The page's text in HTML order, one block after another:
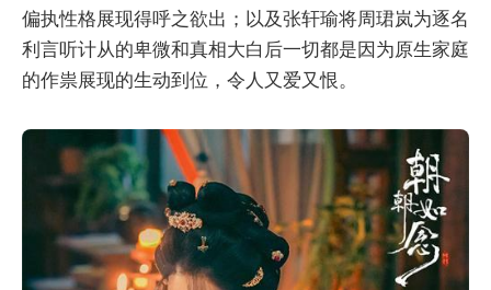
偏执性格展现得呼之欲出；以及张轩瑜将周珺岚为逐名
利言听计从的卑微和真相大白后一切都是因为原生家庭
的作祟展现的生动到位，令人又爱又恨。